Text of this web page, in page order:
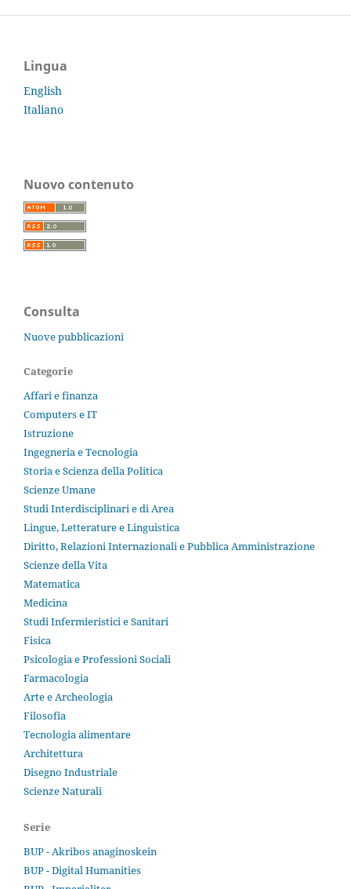
Lingua
English
Italiano
Nuovo contenuto
Consulta
Nuove pubblicazioni
Categorie
Affari e finanza
Computers e IT
Istruzione
Ingegneria e Tecnologia
Storia e Scienza della Politica
Scienze Umane
Studi Interdisciplinari e di Area
Lingue, Letterature e Linguistica
Diritto, Relazioni Internazionali e Pubblica Amministrazione
Scienze della Vita
Matematica
Medicina
Studi Infermieristici e Sanitari
Fisica
Psicologia e Professioni Sociali
Farmacologia
Arte e Archeologia
Filosofia
Tecnologia alimentare
Architettura
Disegno Industriale
Scienze Naturali
Serie
BUP - Akribos anaginoskein
BUP - Digital Humanities